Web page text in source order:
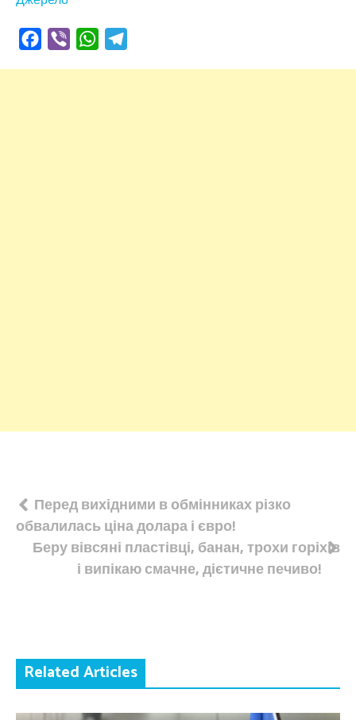
Facebook
Viber WhatsApp
Навігація
записів
Перед вихідними в обмінниках різко
обвалилась ціна долара і євро!
Беру вівсяні пластівці, банан, трохи горіхів
і випікаю смачне, дієтичне печиво!
Related Articles